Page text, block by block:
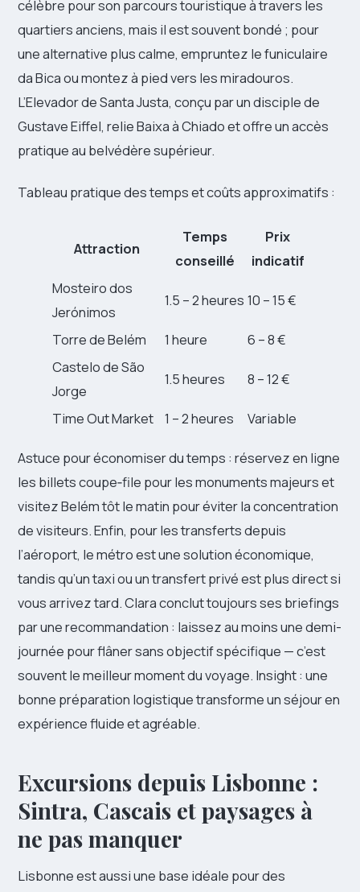
célèbre pour son parcours touristique à travers les
quartiers anciens, mais il est souvent bondé ; pour
une alternative plus calme, empruntez le funiculaire
da Bica ou montez à pied vers les miradouros.
L’Elevador de Santa Justa, conçu par un disciple de
Gustave Eiffel, relie Baixa à Chiado et offre un accès
pratique au belvédère supérieur.
Tableau pratique des temps et coûts approximatifs :
Attraction
Temps
conseillé
Prix
indicatif
Mosteiro dos
Jerónimos
1.5 – 2 heures 10 – 15 €
Torre de Belém 1 heure
6 – 8 €
Castelo de São
Jorge
1.5 heures 8 – 12 €
Time Out Market 1 – 2 heures Variable
Astuce pour économiser du temps : réservez en ligne
les billets coupe‑file pour les monuments majeurs et
visitez Belém tôt le matin pour éviter la concentration
de visiteurs. Enfin, pour les transferts depuis
l’aéroport, le métro est une solution économique,
tandis qu’un taxi ou un transfert privé est plus direct si
vous arrivez tard. Clara conclut toujours ses briefings
par une recommandation : laissez au moins une demi-
journée pour flâner sans objectif spécifique — c’est
souvent le meilleur moment du voyage. Insight : une
bonne préparation logistique transforme un séjour en
expérience fluide et agréable.
Excursions depuis Lisbonne :
Sintra, Cascais et paysages à
ne pas manquer
Lisbonne est aussi une base idéale pour des